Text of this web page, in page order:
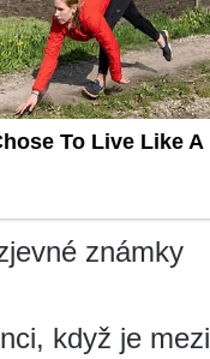
známky
když je mezi